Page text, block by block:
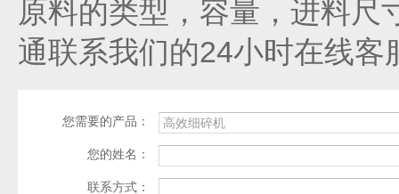
原料的类型，容量，进料尺
通联系我们的24小时在线
您需要的产品：
您的姓名：
联系方式：